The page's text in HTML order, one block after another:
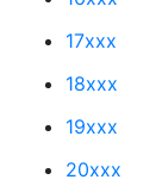
17xxx
18xxx
19xxx
20xxx